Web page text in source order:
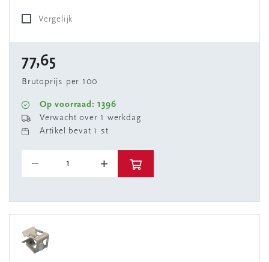
Vergelijk
77,65
Brutoprijs per 100
Op voorraad: 1396
Verwacht over 1 werkdag
Artikel bevat 1 st